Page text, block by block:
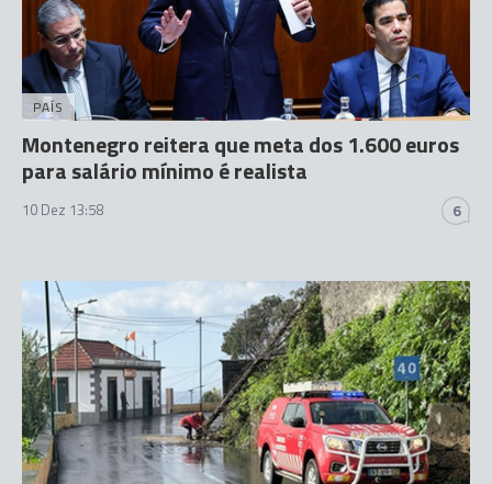
PAÍS
Montenegro reitera que meta dos 1.600 euros
para salário mínimo é realista
10 Dez 13:58 6